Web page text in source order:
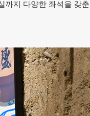
까지 다양한 좌석을 갖